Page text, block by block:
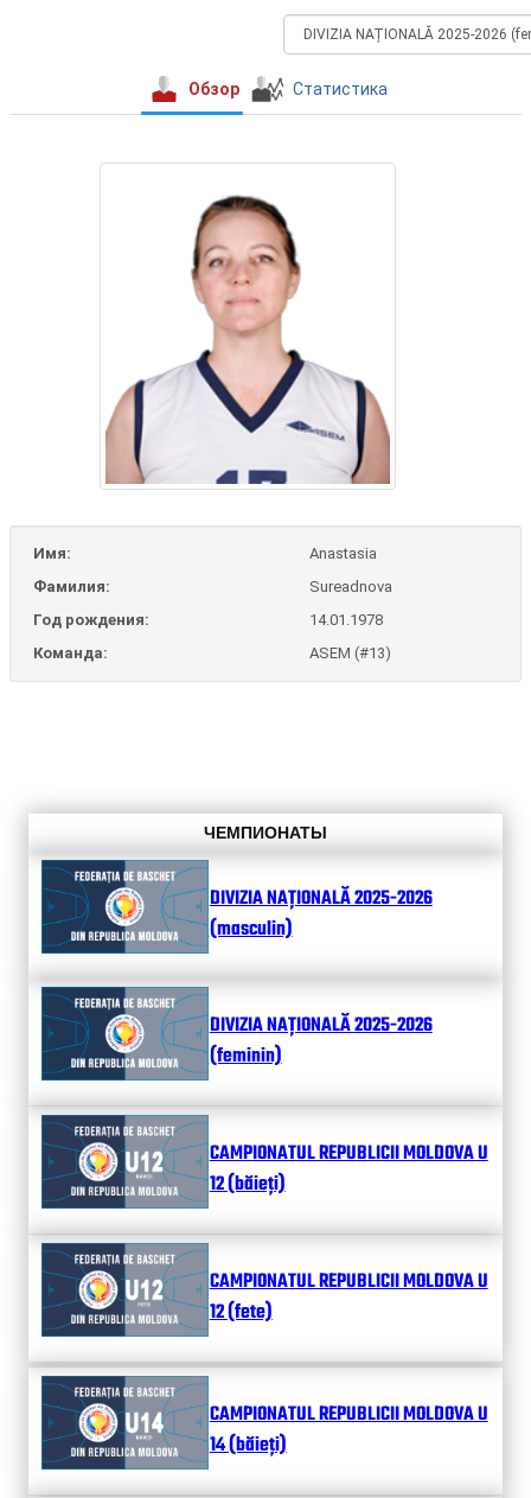
Обзор Статистика
Имя:
Anastasia
Фамилия:
Sureadnova
Год рождения:
14.01.1978
Команда:
ASEM (#13)
ЧЕМПИОНАТЫ
DIVIZIA NAȚIONALĂ 2025-2026
(masculin)
DIVIZIA NAȚIONALĂ 2025-2026
(feminin)
CAMPIONATUL REPUBLICII MOLDOVA U
12 (băieți)
CAMPIONATUL REPUBLICII MOLDOVA U
12 (fete)
CAMPIONATUL REPUBLICII MOLDOVA U
14 (băieți)